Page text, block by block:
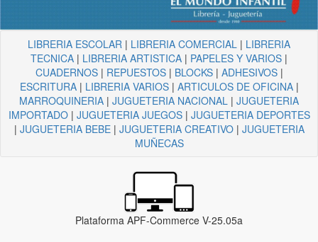
LIBRERIA ESCOLAR | LIBRERIA COMERCIAL | LIBRERIA
TECNICA | LIBRERIA ARTISTICA | PAPELES Y VARIOS |
CUADERNOS| REPUESTOS| BLOCKS| ADHESIVOS|
ESCRITURA| LIBRERIA VARIOS| ARTICULOS DE OFICINA|
MARROQUINERIA | JUGUETERIA NACIONAL | JUGUETERIA
IMPORTADO| JUGUETERIA JUEGOS| JUGUETERIA DEPORTES
| JUGUETERIA BEBE| JUGUETERIA CREATIVO| JUGUETERIA
MUÑECAS
Plataforma APF-Commerce V-25.05a